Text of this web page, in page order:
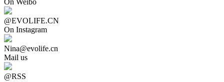
On Weibo
@EVOLIFE.CN
On Instagram
Nina@evolife.cn
Mail us
@RSS